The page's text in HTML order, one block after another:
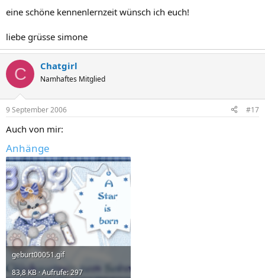
eine schöne kennenlernzeit wünsch ich euch!
liebe grüsse simone
C Chatgirl
Namhaftes Mitglied
9 September 2006 #17
Auch von mir:
Anhänge
geburt00051.gif
83,8 KB · Aufrufe: 297